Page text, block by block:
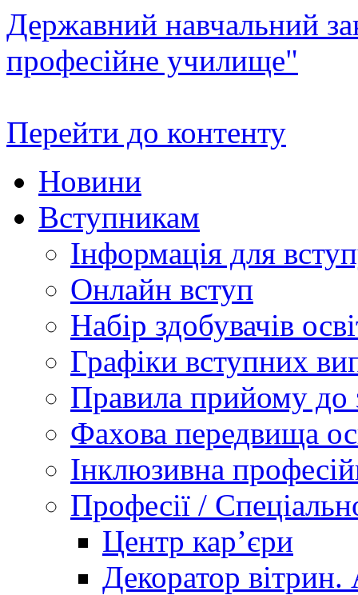
Державний навчальний
професійне училище"
Перейти до контенту
Новини
Вступникам
Інформація для
Онлайн вступ
Набір здобувачів
Графіки вступних
Правила прийому до
Фахова передвища
Інклюзивна
Професії /
Центр кар’єри
Декоратор вітрин.